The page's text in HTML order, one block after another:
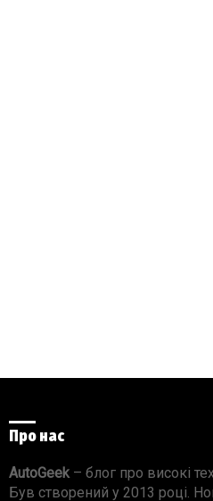
Про нас
AutoGeek – блог про високі
Був створений у 2013 році.